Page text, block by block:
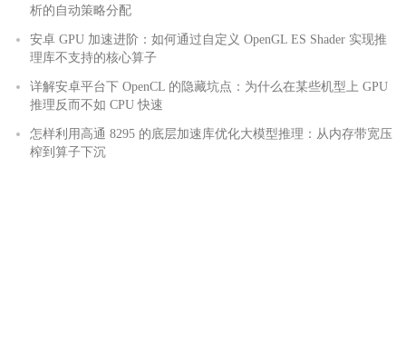
析的自动策略分配
安卓 GPU 加速进阶：如何通过自定义 OpenGL ES Shader 实现推
理库不支持的核心算子
详解安卓平台下 OpenCL 的隐藏坑点：为什么在某些机型上 GPU
推理反而不如 CPU 快速
怎样利用高通 8295 的底层加速库优化大模型推理：从内存带宽压
榨到算子下沉